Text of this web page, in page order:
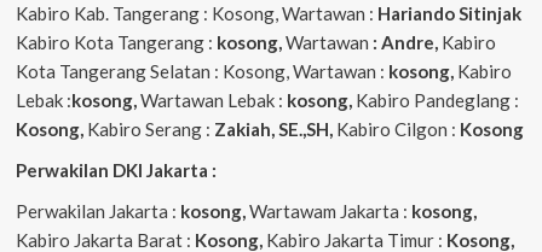
Kabiro Kab. Tangerang : Kosong, Wartawan : Hariando Sitinjak
Kabiro Kota Tangerang : kosong,Wartawan : Andre, Kabiro
Kota Tangerang Selatan : Kosong, Wartawan : kosong, Kabiro
Lebak :kosong,Wartawan Lebak : kosong, Kabiro Pandeglang :
Kosong, Kabiro Serang : Zakiah, SE.,SH, Kabiro Cilgon : Kosong
Perwakilan DKI Jakarta :
Perwakilan Jakarta : kosong,Wartawam Jakarta : kosong,
Kabiro Jakarta Barat : Kosong, Kabiro Jakarta Timur : Kosong,